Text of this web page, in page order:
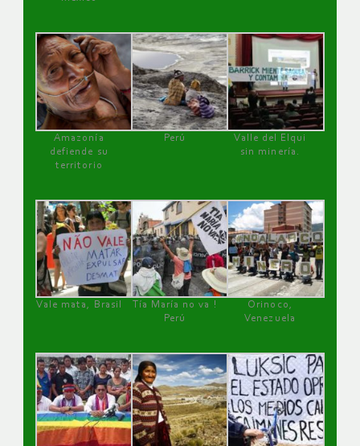
Amazonía
defiende su
territorio
Perú
Valle del Elqui
sin minería.
Vale mata, Brasil
Tía María no va !
Perú
Orinoco,
Venezuela